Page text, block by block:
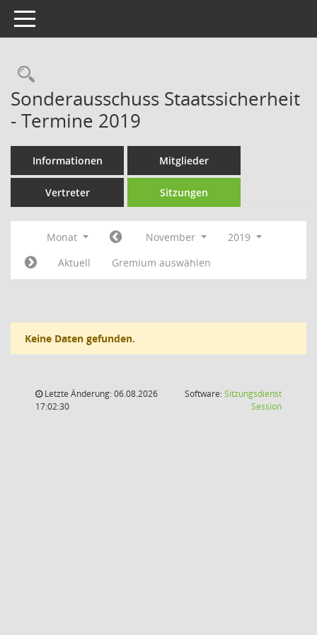
Toggle navigation
Rechercheauswahl
Sonderausschuss Staatssicherheit
- Termine 2019
Informationen Mitglieder
Vertreter Sitzungen
Monat November
2019
Aktuell
Gremium auswählen
Keine Daten gefunden.
Letzte Änderung: 06.08.2026
17:02:30
Software:Sitzungsdienst
Session(Wird in